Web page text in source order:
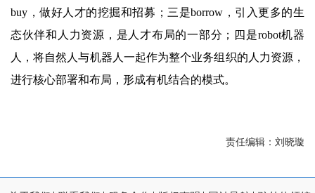
buy，做好人才的挖掘和招募；三是borrow，引入更多的生
态伙伴和人力资源，是人才布局的一部分；四是robot机器
人，将自然人与机器人一起作为整个业务组织的人力资源，
进行核心部署和布局，形成有机结合的模式。
责任编辑：刘晓璇